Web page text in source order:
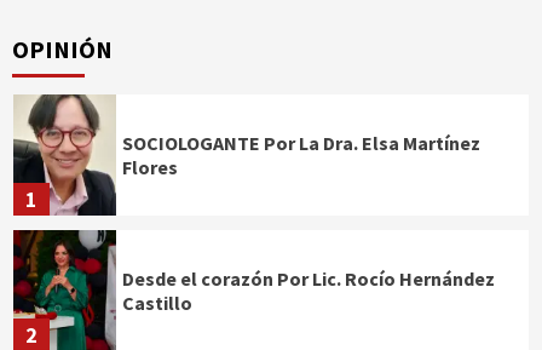
OPINIÓN
1
SOCIOLOGANTE Por La Dra. Elsa Martínez
Flores
2
Desde el corazón Por Lic. Rocío Hernández
Castillo